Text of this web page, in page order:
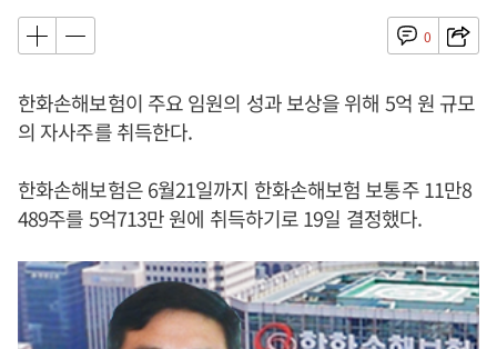
0
한화손해보험이 주요 임원의 성과 보상을 위해 5억 원 규모
의 자사주를 취득한다.
한화손해보험은 6월21일까지 한화손해보험 보통주 11만8
489주를 5억713만 원에 취득하기로 19일 결정했다.